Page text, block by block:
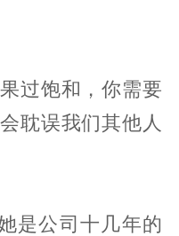
过饱和，你需要
耽误我们其他人
是公司十几年的